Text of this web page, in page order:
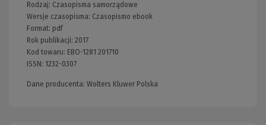
Rodzaj: Czasopisma samorządowe
Wersje czasopisma: Czasopismo ebook
Format: pdf
Rok publikacji: 2017
Kod towaru: EBO-1281 201710
ISSN: 1232-0307
Dane producenta: Wolters Kluwer Polska